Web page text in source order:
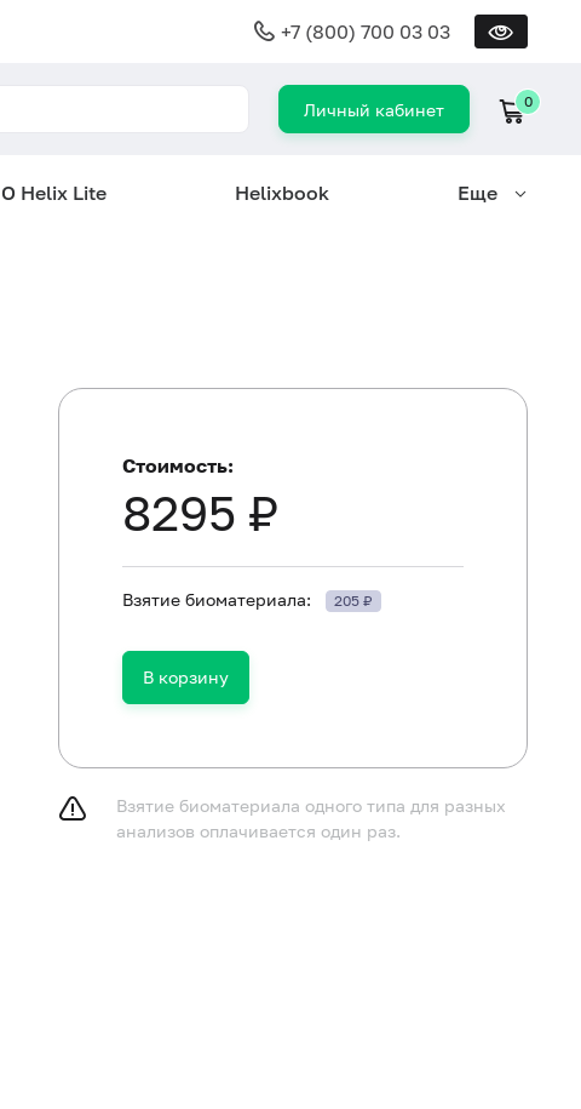
+7 (800) 700 03 03
Личный кабинет 0
О Helix Lite Helixbook Еще
Стоимость:
8295 ₽
Взятие биоматериала: 205 ₽
В корзину
Взятие биоматериала одного типа для разных
анализов оплачивается один раз.